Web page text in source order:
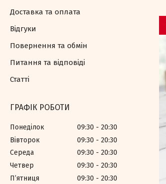
Доставка та оплата
Відгуки
Повернення та обмін
Питання та відповіді
Статті
ГРАФІК РОБОТИ
Понеділок 09:30
20:30
Вівторок
09:30
20:30
Середа
09:30
20:30
Четвер
09:30
20:30
Пʼятниця
09:30
20:30